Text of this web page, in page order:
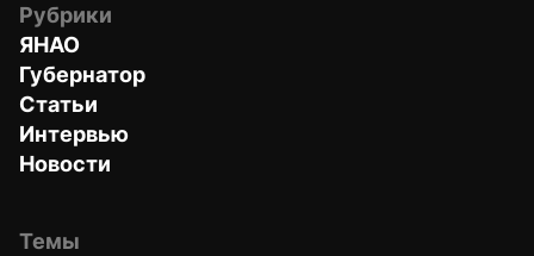
Рубрики
ЯНАО
Губернатор
Статьи
Интервью
Новости
Темы